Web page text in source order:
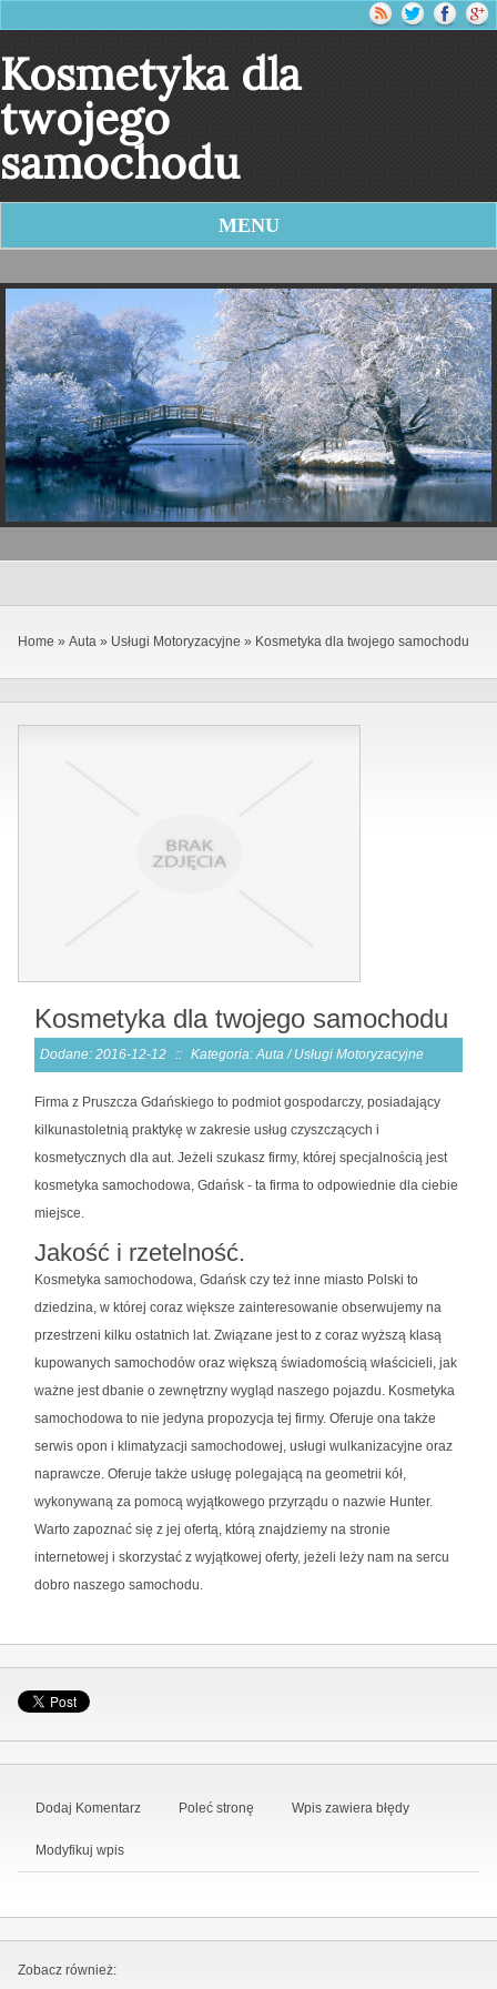
Kosmetyka dla
twojego
samochodu
MENU
Home » Auta » Usługi Motoryzacyjne » Kosmetyka dla twojego samochodu
Kosmetyka dla twojego samochodu
Dodane: 2016-12-12 :: Kategoria: Auta / Usługi Motoryzacyjne
Firma z Pruszcza Gdańskiego to podmiot gospodarczy, posiadający
kilkunastoletnią praktykę w zakresie usług czyszczących i
kosmetycznych dla aut. Jeżeli szukasz firmy, której specjalnością jest
kosmetyka samochodowa, Gdańsk - ta firma to odpowiednie dla ciebie
miejsce.
Jakość i rzetelność.
Kosmetyka samochodowa, Gdańsk czy też inne miasto Polski to
dziedzina, w której coraz większe zainteresowanie obserwujemy na
przestrzeni kilku ostatnich lat. Związane jest to z coraz wyższą klasą
kupowanych samochodów oraz większą świadomością właścicieli, jak
ważne jest dbanie o zewnętrzny wygląd naszego pojazdu. Kosmetyka
samochodowa to nie jedyna propozycja tej firmy. Oferuje ona także
serwis opon i klimatyzacji samochodowej, usługi wulkanizacyjne oraz
naprawcze. Oferuje także usługę polegającą na geometrii kół,
wykonywaną za pomocą wyjątkowego przyrządu o nazwie Hunter.
Warto zapoznać się z jej ofertą, którą znajdziemy na stronie
internetowej i skorzystać z wyjątkowej oferty, jeżeli leży nam na sercu
dobro naszego samochodu.
Dodaj Komentarz Poleć stronę Wpis zawiera błędy
Modyfikuj wpis
Zobacz również: